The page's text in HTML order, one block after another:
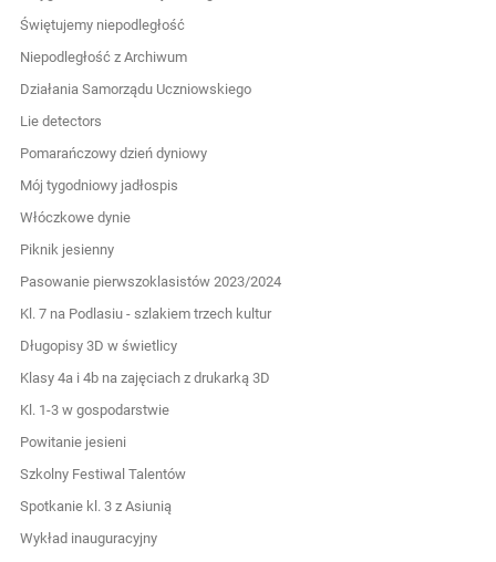
Świętujemy niepodległość
Niepodległość z Archiwum
Działania Samorządu Uczniowskiego
Lie detectors
Pomarańczowy dzień dyniowy
Mój tygodniowy jadłospis
Włóczkowe dynie
Piknik jesienny
Pasowanie pierwszoklasistów 2023/2024
Kl. 7 na Podlasiu - szlakiem trzech kultur
Długopisy 3D w świetlicy
Klasy 4a i 4b na zajęciach z drukarką 3D
Kl. 1-3 w gospodarstwie
Powitanie jesieni
Szkolny Festiwal Talentów
Spotkanie kl. 3 z Asiunią
Wykład inauguracyjny